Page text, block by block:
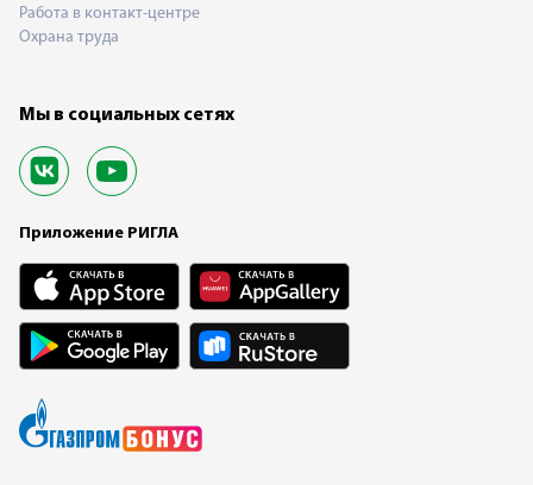
Работа в контакт-центре
Охрана труда
Мы в социальных сетях
Приложение РИГЛА